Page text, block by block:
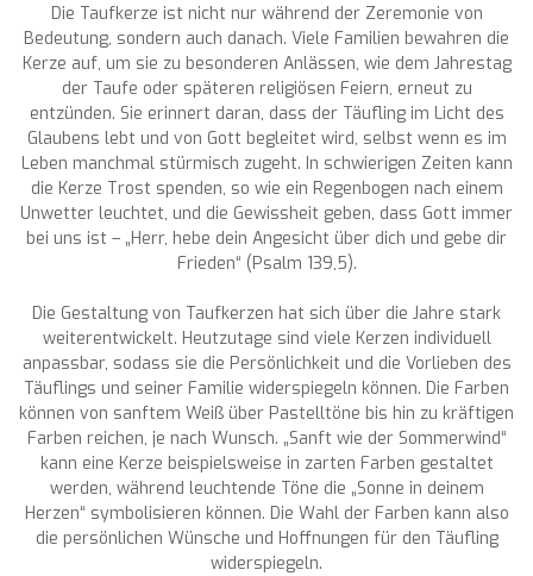
Die Taufkerze ist nicht nur während der Zeremonie von
Bedeutung, sondern auch danach. Viele Familien bewahren die
Kerze auf, um sie zu besonderen Anlässen, wie dem Jahrestag
der Taufe oder späteren religiösen Feiern, erneut zu
entzünden. Sie erinnert daran, dass der Täufling im Licht des
Glaubens lebt und von Gott begleitet wird, selbst wenn es im
Leben manchmal stürmisch zugeht. In schwierigen Zeiten kann
die Kerze Trost spenden, so wie ein Regenbogen nach einem
Unwetter leuchtet, und die Gewissheit geben, dass Gott immer
bei uns ist – „Herr, hebe dein Angesicht über dich und gebe dir
Frieden“ (Psalm 139,5).
Die Gestaltung von Taufkerzen hat sich über die Jahre stark
weiterentwickelt. Heutzutage sind viele Kerzen individuell
anpassbar, sodass sie die Persönlichkeit und die Vorlieben des
Täuflings und seiner Familie widerspiegeln können. Die Farben
können von sanftem Weiß über Pastelltöne bis hin zu kräftigen
Farben reichen, je nach Wunsch. „Sanft wie der Sommerwind“
kann eine Kerze beispielsweise in zarten Farben gestaltet
werden, während leuchtende Töne die „Sonne in deinem
Herzen“ symbolisieren können. Die Wahl der Farben kann also
die persönlichen Wünsche und Hoffnungen für den Täufling
widerspiegeln.